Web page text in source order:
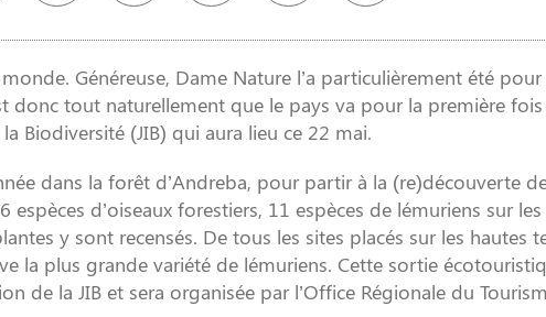
Généreuse, Dame Nature l’a particulièrement été
donc tout naturellement que le pays va pour la première
Biodiversité (JIB) qui aura lieu ce 22 mai.
dans la forêt d’Andreba, pour partir à la (re)découverte
d’oiseaux forestiers, 11 espèces de lémuriens sur
y sont recensés. De tous les sites placés sur les hautes
la plus grande variété de lémuriens. Cette sortie
de la JIB et sera organisée par l’Office Régionale du